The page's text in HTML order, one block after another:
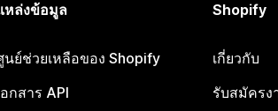
หล่งข้อมูล
นย์ช่วยเหลือของ Shopify
อกสาร API
Shopify
เกี่ยวกับ
รับสมัครง